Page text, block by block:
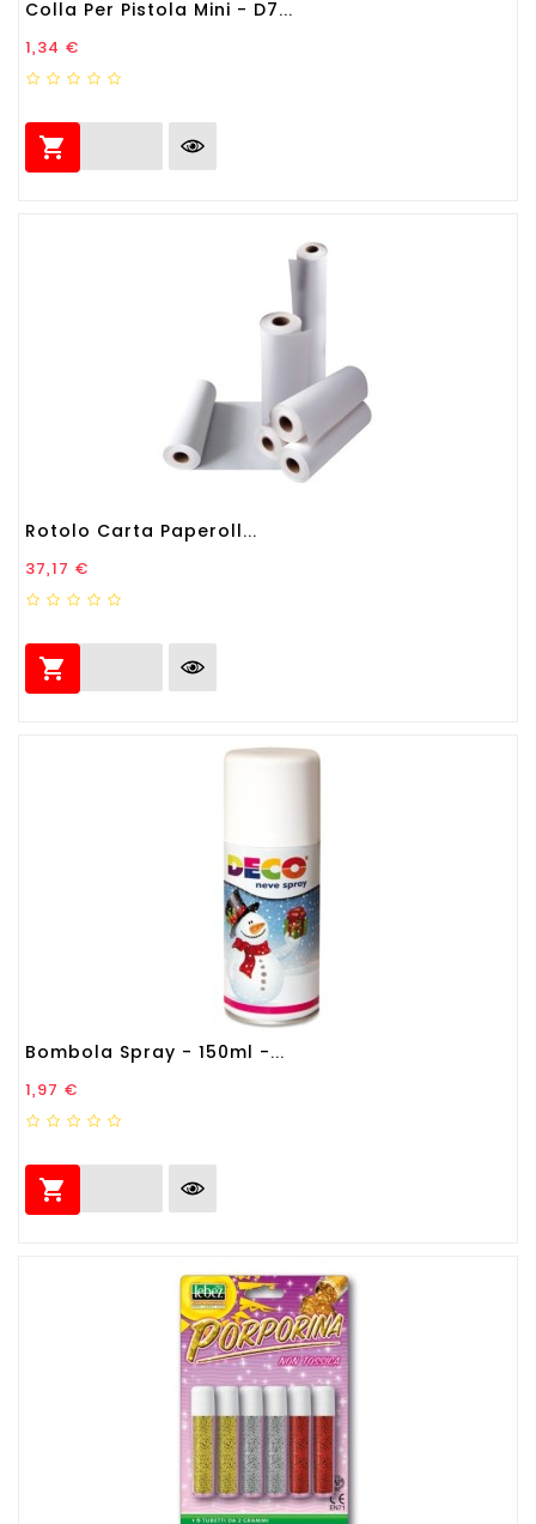
Colla Per Pistola Mini - D7...
Prezzo
1,34 €

Rotolo Carta Paperoll...
Prezzo
37,17 €

Bombola Spray - 150ml -...
Prezzo
1,97 €
